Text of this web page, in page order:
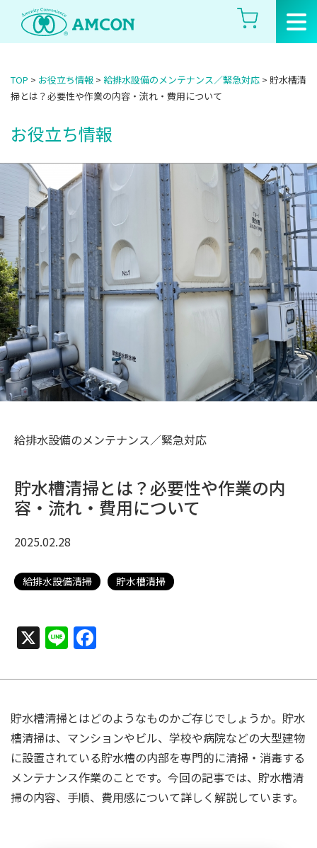
Skip
the
TOP > お役立ち情報 > 給排水設備のメンテナンス／緊急対応 > 貯水槽清
掃とは？必要性や作業の内容・流れ・費用について
お役立ち情報
給排水設備のメンテナンス／緊急対応
貯水槽清掃とは？必要性や作業の内
容・流れ・費用について
2025.02.28
給排水設備清掃 貯水槽清掃
X Line
貯水槽清掃とはどのようなものかご存じでしょうか。貯水
槽清掃は、マンションやビル、学校や病院などの大型建物
に設置されている貯水槽の内部を専門的に清掃・消毒する
メンテナンス作業のことです。今回の記事では、貯水槽清
掃の内容、手順、費用感について詳しく解説しています。